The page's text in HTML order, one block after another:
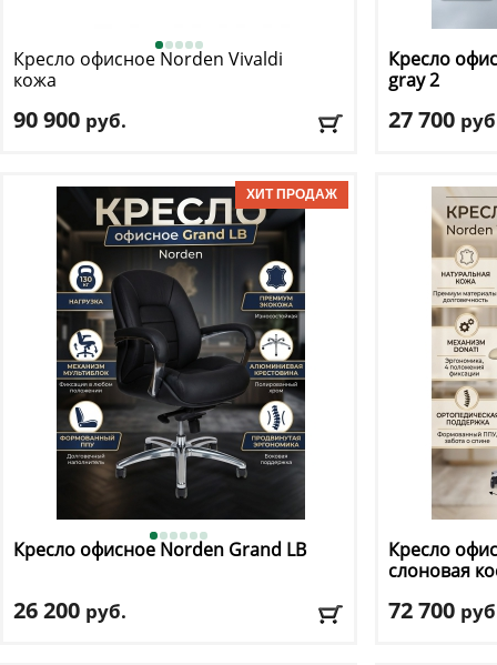
Кресло офисное Norden Vivaldi
кожа
90 900 руб.
Механизм качания: мультиблок
Регулировка по высоте: есть
Материал обивки: натуральная кожа
Подлокотники: да
Доставка:БЕСПЛАТНО, 2-3 дня
Кресло
gray 2
27 700
Механизм
Регулировка
Материал
Доставка:
Кресло офисное Norden Grand LB
26 200 руб.
Кресло
слоновая
72 700